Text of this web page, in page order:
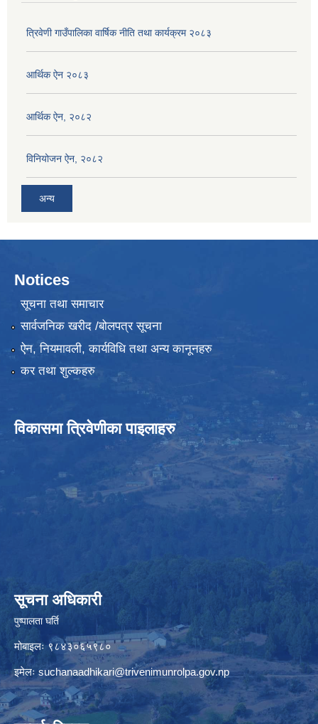
त्रिवेणी गाउँपालिका वार्षिक नीति तथा कार्यक्रम २०८३
आर्थिक ऐन २०८३
आर्थिक ऐन, २०८२
विनियोजन ऐन, २०८२
अन्य
Notices
सूचना तथा समाचार
सार्वजनिक खरीद /बोलपत्र सूचना
ऐन, नियमावली, कार्यविधि तथा अन्य कानूनहरु
कर तथा शुल्कहरु
विकासमा त्रिवेणीका पाइलाहरु
सूचना अधिकारी
पुष्पालता घर्ति
मोबाइलः ९८४३०६५९८०
इमेलःsuchanaadhikari@trivenimunrolpa.gov.np